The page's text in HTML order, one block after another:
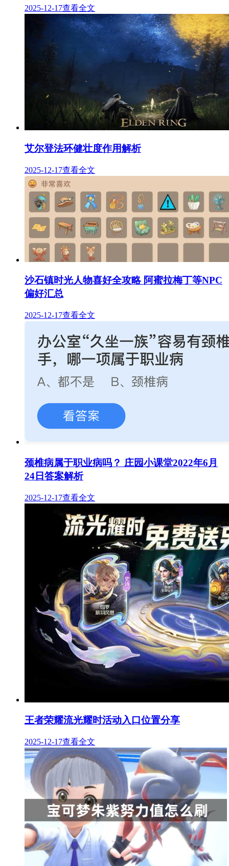
2025-12-17查看全文
艾尔登法环健壮度作用解析
2025-12-17查看全文
沙石镇时光人物喜好全攻略 阿蜜拉梅丁等NPC
偏好汇总
2025-12-17查看全文
颈椎病属于职业病吗？ 庄园小课堂2022年6月
24日答案解析
2025-12-17查看全文
王者荣耀流光耀时活动入口位置分享
2025-12-17查看全文